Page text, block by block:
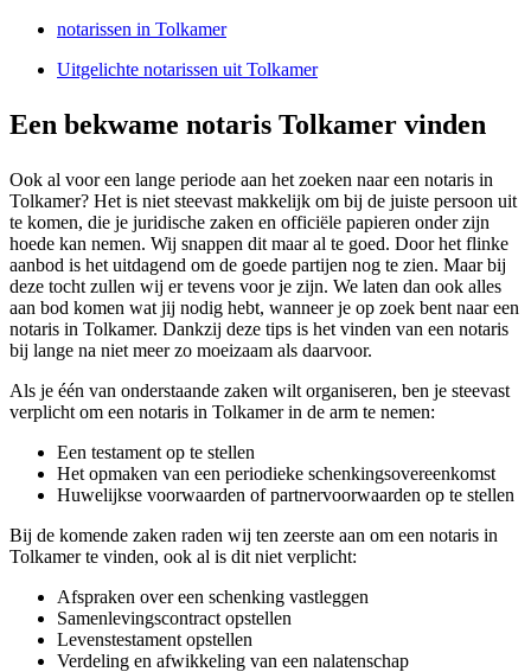
notarissen in Tolkamer
Uitgelichte notarissen uit Tolkamer
Een bekwame notaris Tolkamer vinden
Ook al voor een lange periode aan het zoeken naar een notaris in
Tolkamer? Het is niet steevast makkelijk om bij de juiste persoon uit
te komen, die je juridische zaken en officiële papieren onder zijn
hoede kan nemen. Wij snappen dit maar al te goed. Door het flinke
aanbod is het uitdagend om de goede partijen nog te zien. Maar bij
deze tocht zullen wij er tevens voor je zijn. We laten dan ook alles
aan bod komen wat jij nodig hebt, wanneer je op zoek bent naar een
notaris in Tolkamer. Dankzij deze tips is het vinden van een notaris
bij lange na niet meer zo moeizaam als daarvoor.
Als je één van onderstaande zaken wilt organiseren, ben je steevast
verplicht om een notaris in Tolkamer in de arm te nemen:
Een testament op te stellen
Het opmaken van een periodieke schenkingsovereenkomst
Huwelijkse voorwaarden of partnervoorwaarden op te stellen
Bij de komende zaken raden wij ten zeerste aan om een notaris in
Tolkamer te vinden, ook al is dit niet verplicht:
Afspraken over een schenking vastleggen
Samenlevingscontract opstellen
Levenstestament opstellen
Verdeling en afwikkeling van een nalatenschap